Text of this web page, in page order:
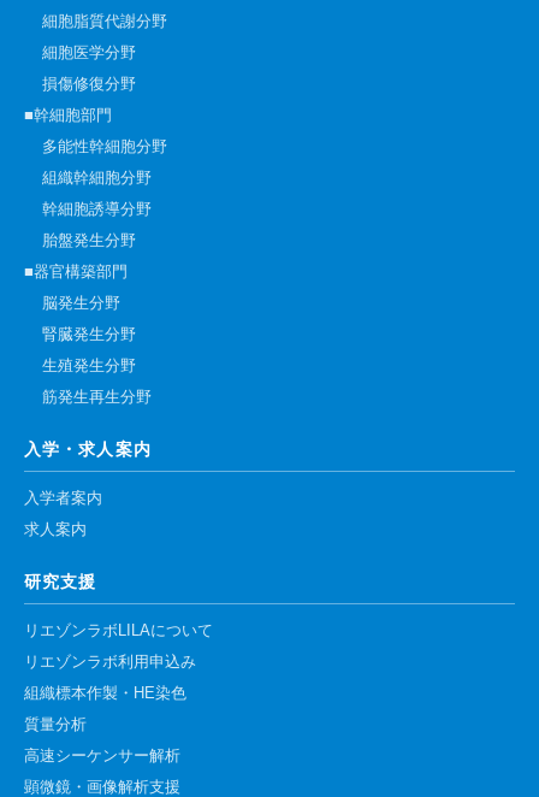
細胞脂質代謝分野
細胞医学分野
損傷修復分野
■幹細胞部門
多能性幹細胞分野
組織幹細胞分野
幹細胞誘導分野
胎盤発生分野
■器官構築部門
脳発生分野
腎臓発生分野
生殖発生分野
筋発生再生分野
入学・求人案内
入学者案内
求人案内
研究支援
リエゾンラボLILAについて
リエゾンラボ利用申込み
組織標本作製・HE染色
質量分析
高速シーケンサー解析
顕微鏡・画像解析支援